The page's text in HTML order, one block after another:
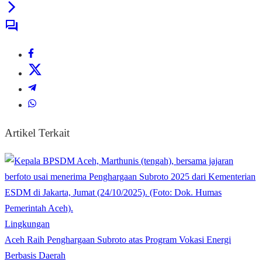
Artikel Terkait
Lingkungan
Aceh Raih Penghargaan Subroto atas Program Vokasi Energi
Berbasis Daerah